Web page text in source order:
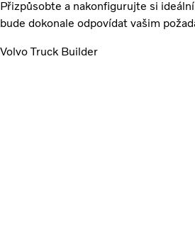
Přizpůsobte a nakonfigurujte si
bude dokonale odpovídat vašim
Volvo Truck Builder